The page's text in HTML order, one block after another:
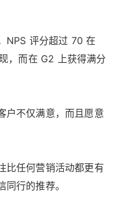
NPS 评分超过 70 在
，而在 G2 上获得满分
户不仅满意，而且愿意
比任何营销活动都更有
行的推荐。